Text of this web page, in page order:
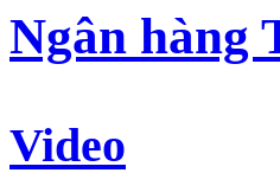
Ngân hàng
Video